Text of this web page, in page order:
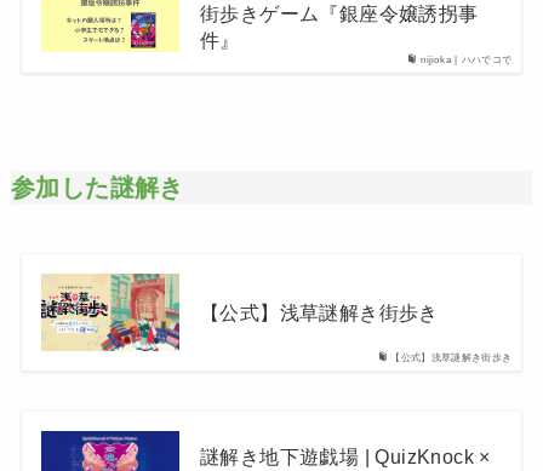
nijioka | ハハでコで
街歩きゲーム『銀座令嬢誘拐事
件』
参加した謎解き
【公式】浅草謎解き街歩き
【公式】浅草謎解き街歩き
謎解き地下遊戯場 | QuizKnock ×